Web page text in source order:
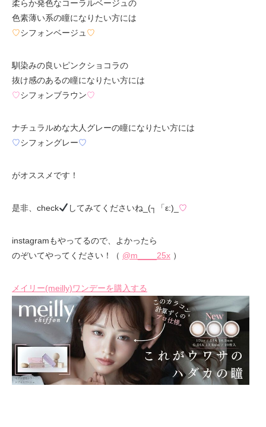
柔らか発色なコーラルベージュの
色素薄い系の瞳になりたい方には
♡シフォンベージュ ♡
馴染みの良いピンクショコラの
抜け感のあるの瞳になりたい方には
♡シフォンブラウン♡
ナチュラルめな大人グレーの瞳になりたい方には
♡シフォングレー♡
がオススメです！
是非、check してみてくださいね_(┐「ε:)_ ♡
instagramもやってるので、よかったら
のぞいてやってください！（ @m____25x ）
メイリー(meilly)ワンデーを購入する